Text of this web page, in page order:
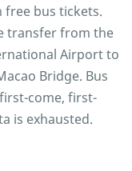
bus tickets.
transfer from the
Airport to
Bridge. Bus
come, first-
is exhausted.